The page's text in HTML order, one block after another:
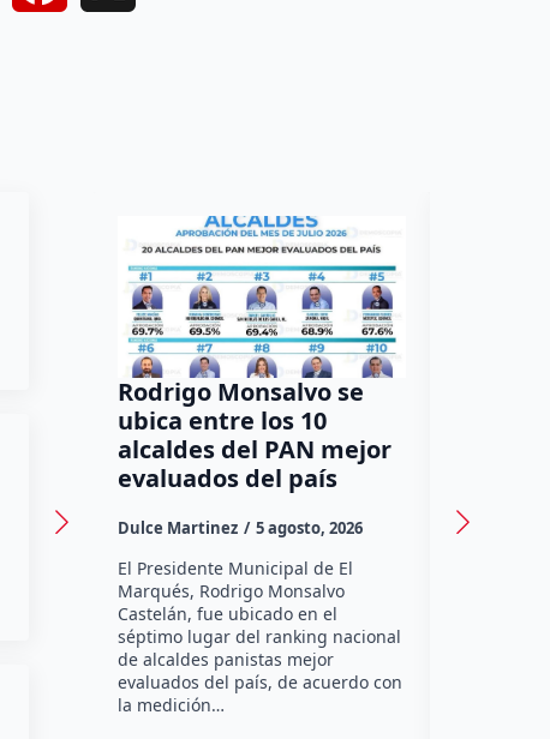
Rodrigo Monsalvo se
ubica entre los 10
alcaldes del PAN mejor
evaluados del país
Dulce Martinez 5 agosto, 2026
El Presidente Municipal de El
Marqués, Rodrigo Monsalvo
Castelán, fue ubicado en el
séptimo lugar del ranking nacional
de alcaldes panistas mejor
evaluados del país, de acuerdo con
la medición…
Dulce